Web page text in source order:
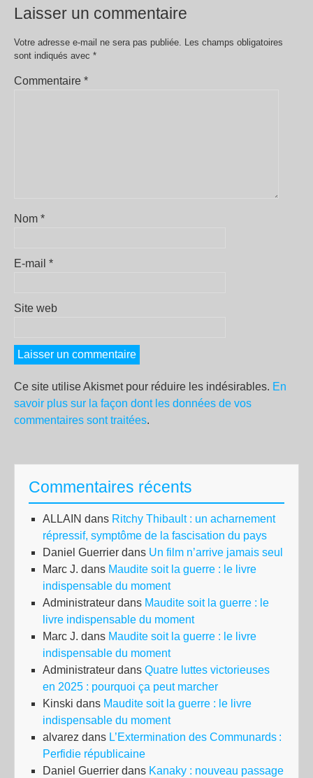
Laisser un commentaire
Votre adresse e-mail ne sera pas publiée. Les champs obligatoires
sont indiqués avec *
Commentaire *
Nom *
E-mail *
Site web
Ce site utilise Akismet pour réduire les indésirables. En
savoir plus sur la façon dont les données de vos
commentaires sont traitées.
Commentaires récents
ALLAIN dans Ritchy Thibault : un acharnement
répressif, symptôme de la fascisation du pays
Daniel Guerrier dans Un film n’arrive jamais seul
Marc J. dans Maudite soit la guerre : le livre
indispensable du moment
Administrateur dans Maudite soit la guerre : le
livre indispensable du moment
Marc J. dans Maudite soit la guerre : le livre
indispensable du moment
Administrateur dans Quatre luttes victorieuses
en 2025 : pourquoi ça peut marcher
Kinski dans Maudite soit la guerre : le livre
indispensable du moment
alvarez dans L’Extermination des Communards :
Perfidie républicaine
Daniel Guerrier dans Kanaky : nouveau passage